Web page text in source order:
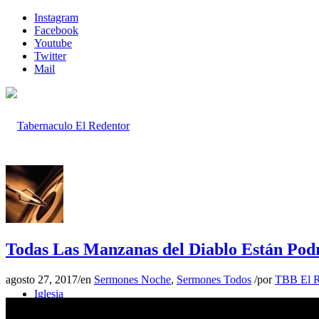
Instagram
Facebook
Youtube
Twitter
Mail
Inicio
Iglesia
Todas Las Manzanas del Diablo Están
agosto 27, 2017/en Sermones Noche, Sermones Todos /porTBB El